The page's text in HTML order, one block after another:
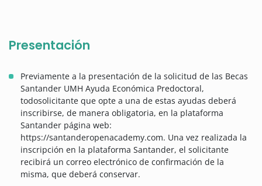
Presentación
Previamente a la presentación de la solicitud de las Becas
Santander UMH Ayuda Económica Predoctoral,
todosolicitante que opte a una de estas ayudas deberá
inscribirse, de manera obligatoria, en la plataforma
Santander página web:
https://santanderopenacademy.com. Una vez realizada la
inscripción en la plataforma Santander, el solicitante
recibirá un correo electrónico de confirmación de la
misma, que deberá conservar.